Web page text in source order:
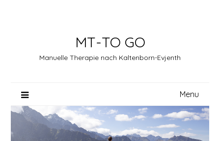
MT-TO GO
Manuelle Therapie nach Kaltenborn-Evjenth
Menu